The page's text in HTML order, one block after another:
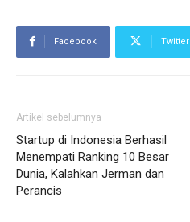
Facebook Twitter
Artikel sebelumnya
Startup di Indonesia Berhasil
Menempati Ranking 10 Besar
Dunia, Kalahkan Jerman dan
Perancis